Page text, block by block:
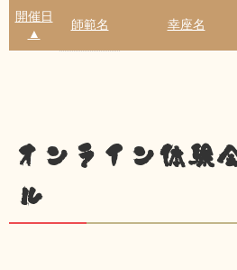
開催日
▲
師範名 幸座名
オンライン体験
ル